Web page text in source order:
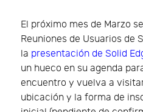
El próximo mes de Marzo
Reuniones de Usuarios de
la presentación de Solid
un hueco en su agenda
encuentro y vuelva a
ubicación y la forma de